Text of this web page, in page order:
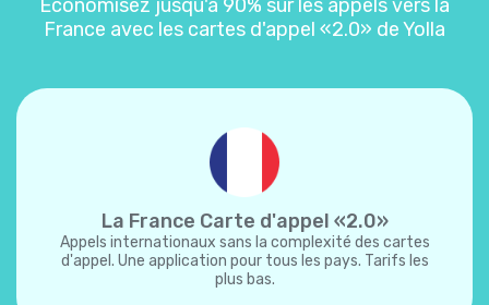
Économisez jusqu'à 90% sur les appels vers la
France avec les cartes d'appel «2.0» de Yolla
La France Carte d'appel «2.0»
Appels internationaux sans la complexité des cartes
d'appel. Une application pour tous les pays. Tarifs les
plus bas.